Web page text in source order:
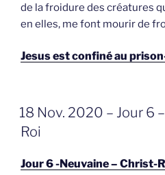
de la froidure des créatures
en elles, me font mourir de
Jesus est confiné au
GEPLAATST
OP
18 Nov. 2020 – Jour 6
Roi
Jour 6 -Neuvaine – Christ-